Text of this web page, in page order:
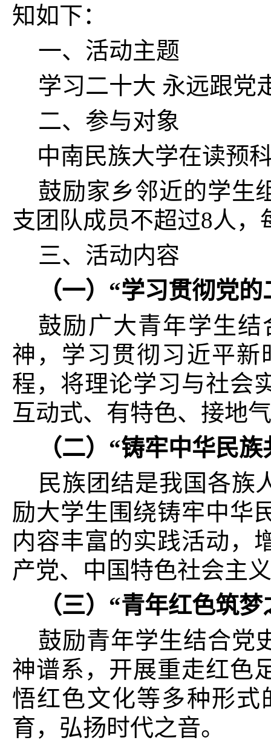
知如下：
一、活动主题
学习二十大 永远跟党
二、参与对象
中南民族大学在读预
鼓励家乡邻近的学生
支团队成员不超过8人，
三、活动内容
（一）“学习贯彻党
鼓励广大青年学生结
神，学习贯彻习近平
程，将理论学习与社会
互动式、有特色、接地
（二） “铸牢中华民族
民族团结是我国各族
励大学生围绕铸牢中华
内容丰富的实践活动，
产党、中国特色社会主
（三）“青年红色筑
鼓励青年学生结合党
神谱系，开展重走红色
悟红色文化等多种形
育，弘扬时代之音。